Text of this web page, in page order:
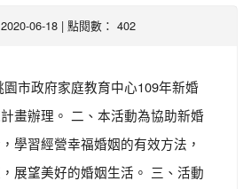
06-18 | 點閱數： 402
市政府家庭教育中心109年新婚
畫辦理。 二、本活動為協助新婚
學習經營幸福婚姻的有效方法，
展望美好的婚姻生活。 三、活動